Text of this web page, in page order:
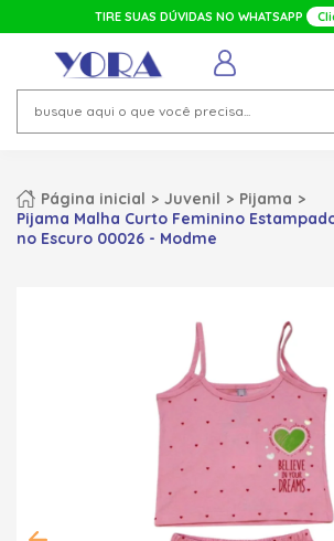
TIRE SUAS DÚVIDAS NO WHATSAPP
Página inicial Juvenil
Pijama
Pijama Malha Curto Feminino
no Escuro 00026 - Modme